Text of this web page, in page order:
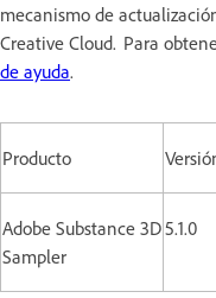
mecanismo de
Creative Cloud. Para
de ayuda.
Producto
Adobe Substance 3D
Sampler
5.1.0